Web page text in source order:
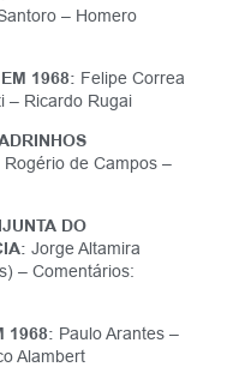
– Homero
1968: Felipe Correa
– Ricardo Rugai
Rogério de Campos –
DO
Jorge Altamira
– Comentários:
1968: Paulo Arantes –
Alambert